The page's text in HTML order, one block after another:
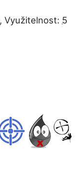
, Využitelnost: 5